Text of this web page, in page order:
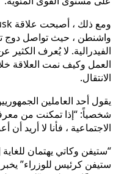
واشنطن ، حيث تواصل دوج
الفيدرالية. لا يُعرف الكثير
العمل وكيف نمت العلاقة
الانتقال.
يقول أحد العاملين
شخصياً: “إذا تمكنت من
الاجتماعية ، فأنا لا أريد أن